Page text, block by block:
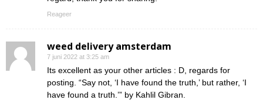
Reageer
weed delivery amsterdam
7 juni 2022 at 3:25 am
Its excellent as your other articles : D, regards for
posting. “Say not, ‘I have found the truth,’ but rather, ‘I
have found a truth.’” by Kahlil Gibran.